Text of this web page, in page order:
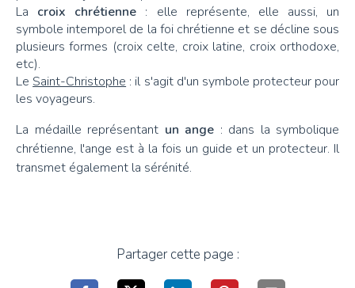
La croix chrétienne : elle représente, elle aussi, un
symbole intemporel de la foi chrétienne et se décline sous
plusieurs formes (croix celte, croix latine, croix orthodoxe,
etc).
Le Saint-Christophe : il s'agit d'un symbole protecteur pour
les voyageurs.
La médaille représentant un ange : dans la symbolique
chrétienne, l'ange est à la fois un guide et un protecteur. Il
transmet également la sérénité.
Partager cette page :